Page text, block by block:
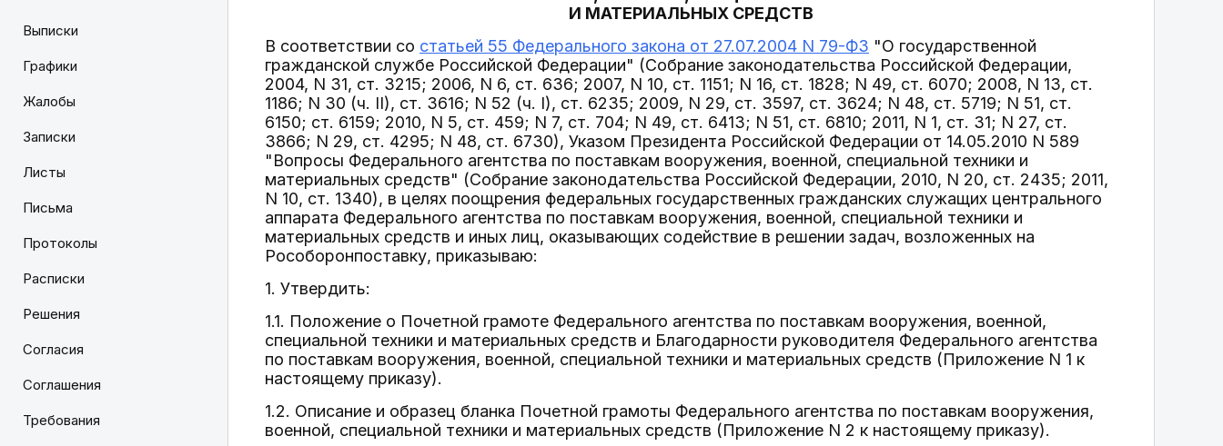
Выписки
Графики
Жалобы
Записки
Листы
Письма
Протоколы
Расписки
Решения
Согласия
Соглашения
Требования
И МАТЕРИАЛЬНЫХ СРЕДСТВ
В соответствии со статьей 55 Федерального закона от 27.07.2004 N 79-ФЗ "О государственной
гражданской службе Российской Федерации" (Собрание законодательства Российской Федерации,
2004, N 31, ст. 3215; 2006, N 6, ст. 636; 2007, N 10, ст. 1151; N 16, ст. 1828; N 49, ст. 6070; 2008, N 13, ст.
1186; N 30 (ч. II), ст. 3616; N 52 (ч. I), ст. 6235; 2009, N 29, ст. 3597, ст. 3624; N 48, ст. 5719; N 51, ст.
6150; ст. 6159; 2010, N 5, ст. 459; N 7, ст. 704; N 49, ст. 6413; N 51, ст. 6810; 2011, N 1, ст. 31; N 27, ст.
3866; N 29, ст. 4295; N 48, ст. 6730), Указом Президента Российской Федерации от 14.05.2010 N 589
"Вопросы Федерального агентства по поставкам вооружения, военной, специальной техники и
материальных средств" (Собрание законодательства Российской Федерации, 2010, N 20, ст. 2435; 2011,
N 10, ст. 1340), в целях поощрения федеральных государственных гражданских служащих центрального
аппарата Федерального агентства по поставкам вооружения, военной, специальной техники и
материальных средств и иных лиц, оказывающих содействие в решении задач, возложенных на
Рособоронпоставку, приказываю:
1. Утвердить:
1.1. Положение о Почетной грамоте Федерального агентства по поставкам вооружения, военной,
специальной техники и материальных средств и Благодарности руководителя Федерального агентства
по поставкам вооружения, военной, специальной техники и материальных средств (Приложение N 1 к
настоящему приказу).
1.2. Описание и образец бланка Почетной грамоты Федерального агентства по поставкам вооружения,
военной, специальной техники и материальных средств (Приложение N 2 к настоящему приказу).